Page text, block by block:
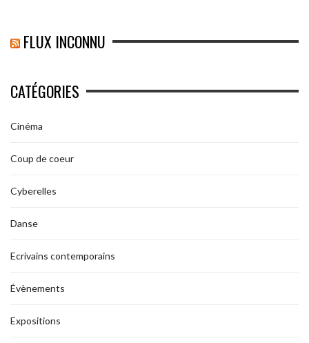
FLUX INCONNU
CATÉGORIES
Cinéma
Coup de coeur
Cyberelles
Danse
Ecrivains contemporains
Évènements
Expositions